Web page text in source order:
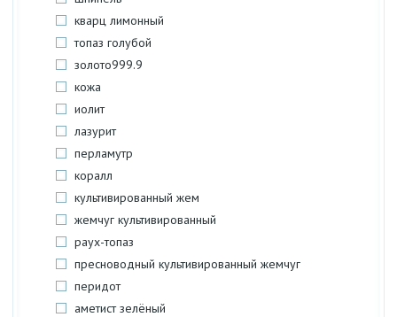
кварц лимонный
топаз голубой
золото999.9
кожа
иолит
лазурит
перламутр
коралл
культивированный жем
жемчуг культивированный
раух-топаз
пресноводный культивированный жемчуг
перидот
аметист зелёный